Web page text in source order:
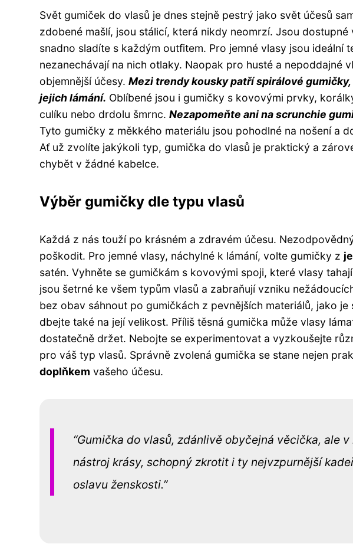
Svět gumiček do vlasů je dnes stejně pestrý jako svět účesů
zdobené mašlí, jsou stálicí, která nikdy neomrzí. Jsou
snadno sladíte s každým outfitem. Pro jemné vlasy jsou ideální
nezanechávají na nich otlaky. Naopak pro husté a nepoddajné
objemnější účesy. Mezi trendy kousky patří spirálové
jejich lámání. Oblíbené jsou i gumičky s kovovými prvky,
culíku nebo drdolu šmrnc. Nezapomeňte ani na scrunchie
Tyto gumičky z měkkého materiálu jsou pohodlné na nošení a
Ať už zvolíte jakýkoli typ, gumička do vlasů je praktický a
chybět v žádné kabelce.
Výběr gumičky dle typu vlasů
Každá z nás touží po krásném a zdravém účesu.
poškodit. Pro jemné vlasy, náchylné k lámání, volte gumičky z
satén. Vyhněte se gumičkám s kovovými spoji, které vlasy
jsou šetrné ke všem typům vlasů a zabraňují vzniku
bez obav sáhnout po gumičkách z pevnějších materiálů, jako
dbejte také na její velikost. Příliš těsná gumička může vlasy
dostatečně držet. Nebojte se experimentovat a vyzkoušejte
pro váš typ vlasů. Správně zvolená gumička se stane nejen
doplňkem vašeho účesu.
Gumička do vlasů, zdánlivě obyčejná věcička, ale
nástroj krásy, schopný zkrotit i ty nejvzpurnější
oslavu ženskosti.